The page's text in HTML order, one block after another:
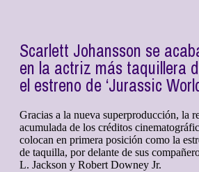
Scarlett Johansson se
en la actriz más taquillera
el estreno de ‘Jurassic
Gracias a la nueva superproducción, la
acumulada de los créditos
colocan en primera posición como la
de taquilla, por delante de sus
L. Jackson y Robert Downey Jr.